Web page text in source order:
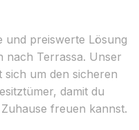
und preiswerte Lösung
nach Terrassa. Unser
sich um den sicheren
damit du
freuen kannst.